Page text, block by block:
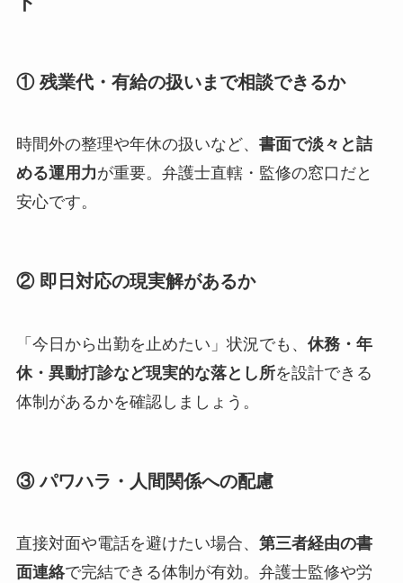
① 残業代・有給の扱いまで相談できるか
時間外の整理や年休の扱いなど、 書面で淡々と詰
める運用力が重要。弁護士直轄・監修の窓口だと
安心です。
② 即日対応の現実解があるか
「今日から出勤を止めたい」状況でも、 休務・年
休・異動打診など現実的な落とし所を設計できる
体制があるかを確認しましょう。
③ パワハラ・人間関係への配慮
直接対面や電話を避けたい場合、 第三者経由の書
面連絡で完結できる体制が有効。弁護士監修や労